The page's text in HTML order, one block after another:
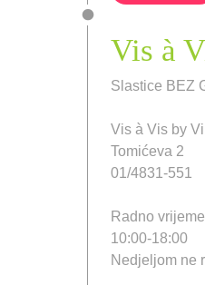
Vis à
Slastice BEZ
Vis à Vis by
Tomićeva 2
01/4831-551
Radno
10:00-18:00
Nedjeljom ne